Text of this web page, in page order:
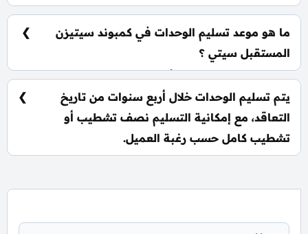
يشمل الكمبوند 13 حديقة خلابة، مركز تجاري متكامل،
ملاعب رياضية، حمامات سباحة وأنظمة أمنية مشددة.
ما هو موعد تسليم الوحدات في كمبوند سيتيزن
المستقبل سيتي ؟
يتم تسليم الوحدات خلال أربع سنوات من تاريخ التعاقد، مع
إمكانية التسليم نصف تشطيب أو تشطيب كامل حسب
رغبة العميل.
يتم تسليم الوحدات خلال أربع سنوات من تاريخ
التعاقد، مع إمكانية التسليم نصف تشطيب أو
تشطيب كامل حسب رغبة العميل.